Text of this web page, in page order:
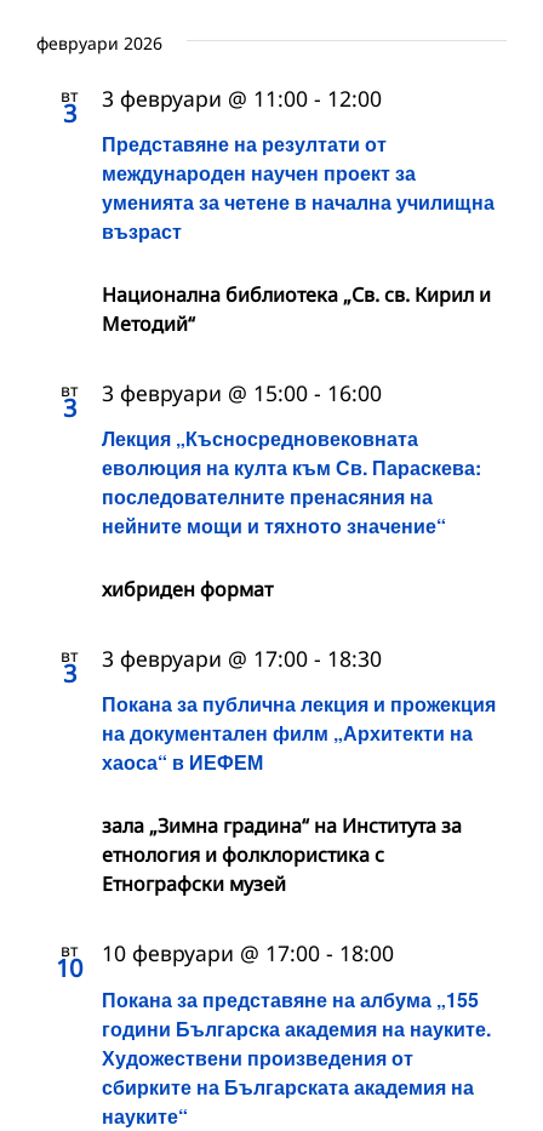
февруари 2026
вт
3
Представяне на резултати от
международен научен проект за
уменията за четене в начална училищна
възраст
3 февруари @ 11:00 - 12:00
Национална библиотека „Св. св. Кирил и
Методий“
вт
3
Лекция „Късносредновековната
еволюция на култа към Св. Параскева:
последователните пренасяния на
нейните мощи и тяхното значение“
3 февруари @ 15:00 - 16:00
хибриден формат
вт
3
Покана за публична лекция и прожекция
на документален филм „Архитекти на
хаоса“ в ИЕФЕМ
3 февруари @ 17:00 - 18:30
зала „Зимна градина“ на Института за
етнология и фолклористика с
Етнографски музей
вт
10
Покана за представяне на албума „155
години Българска академия на науките.
Художествени произведения от
сбирките на Българската академия на
науките“
10 февруари @ 17:00 - 18:00